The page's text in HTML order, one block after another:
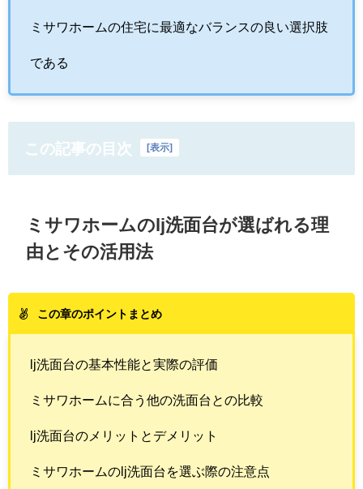
ミサワホームの住宅に最適なバランスの良い選択肢
である
この記事の目次 [表示]
ミサワホームのlj洗面台が選ばれる理
由とその活用法
この章のポイントまとめ
lj洗面台の基本性能と実際の評価
ミサワホームに合う他の洗面台との比較
lj洗面台のメリットとデメリット
ミサワホームのlj洗面台を選ぶ際の注意点